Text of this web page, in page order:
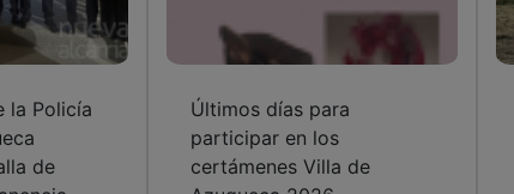
la Policía
de
Últimos días para
participar en los
certámenes Villa de